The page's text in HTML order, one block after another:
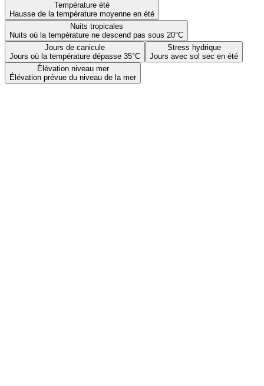
Température été
Hausse de la température moyenne en été
Nuits tropicales
Nuits où la température ne descend pas sous 20°C
Jours de canicule
Jours où la température dépasse 35°C
Stress hydrique
Jours avec sol sec en été
Élévation niveau mer
Élévation prévue du niveau de la mer